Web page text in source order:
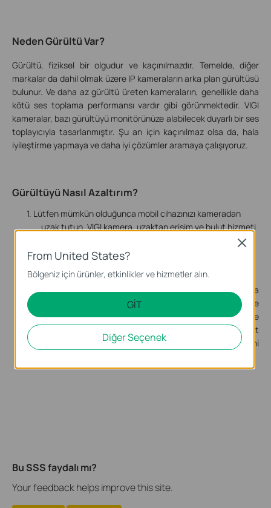
Neden Gürültü Var?
Gürültü, fiziksel bir olgudur ve kaçınılmazdır. Temelde, diğer
markalar da dahil olmak üzere IP kameraların arka plan gürültüsü
bulunur. Ve daha az gürültü üreten kameraların, genellikle daha
kötü ses toplama performansı vardır gibi görünmektedir. VIGI
kameralar, bazı gürültüyü monitörünüze alabilecek duyarlı bir ses
toplayıcıyla tasarlanmıştır. Şu an için kaçınılmaz olsa da, hala
iyileştirme yapmaya ve daha iyi çözümler aramaya çalışıyoruz.
Gürültüyü Nasıl Azaltırım?
1. Lütfen mümkün olduğunca mobil cihazınızı kameradan
uzak tutun. VIGI kamera, uzaktan erişim ve bulut hizmeti
aracılığıyla izleme için tasarlanmıştır, yakın mesafede
kullanım, mobil cihazınız ile kamera arasında müdahale
2. Lütfen çıkış sesini %50'nin altına düşürün, çünkü daha
yüksek bir ses, gürültü desibellerini büyütebilir. %40 ile
%50 arasındaki değer, hem iyi ses kalitesi hem de
minimum gürültü desibeli ile önerilir. Bulut
kameralarımıza odaklanmaya devam ettikçe yeni
Bu SSS faydalı mı?
Your feedback helps improve this site.
From United States?
Bölgeniz için ürünler, etkinlikler ve hizmetler alın.
GİT
Diğer Seçenek
Close